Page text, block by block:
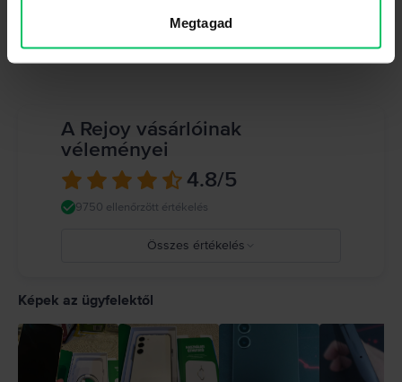
Megtagad
Tulajdonságok megtekintése
A Rejoy vásárlóinak
véleményei
4.8/5
9750 ellenőrzött értékelés
Összes értékelés
1
Képek az ügyfelektől